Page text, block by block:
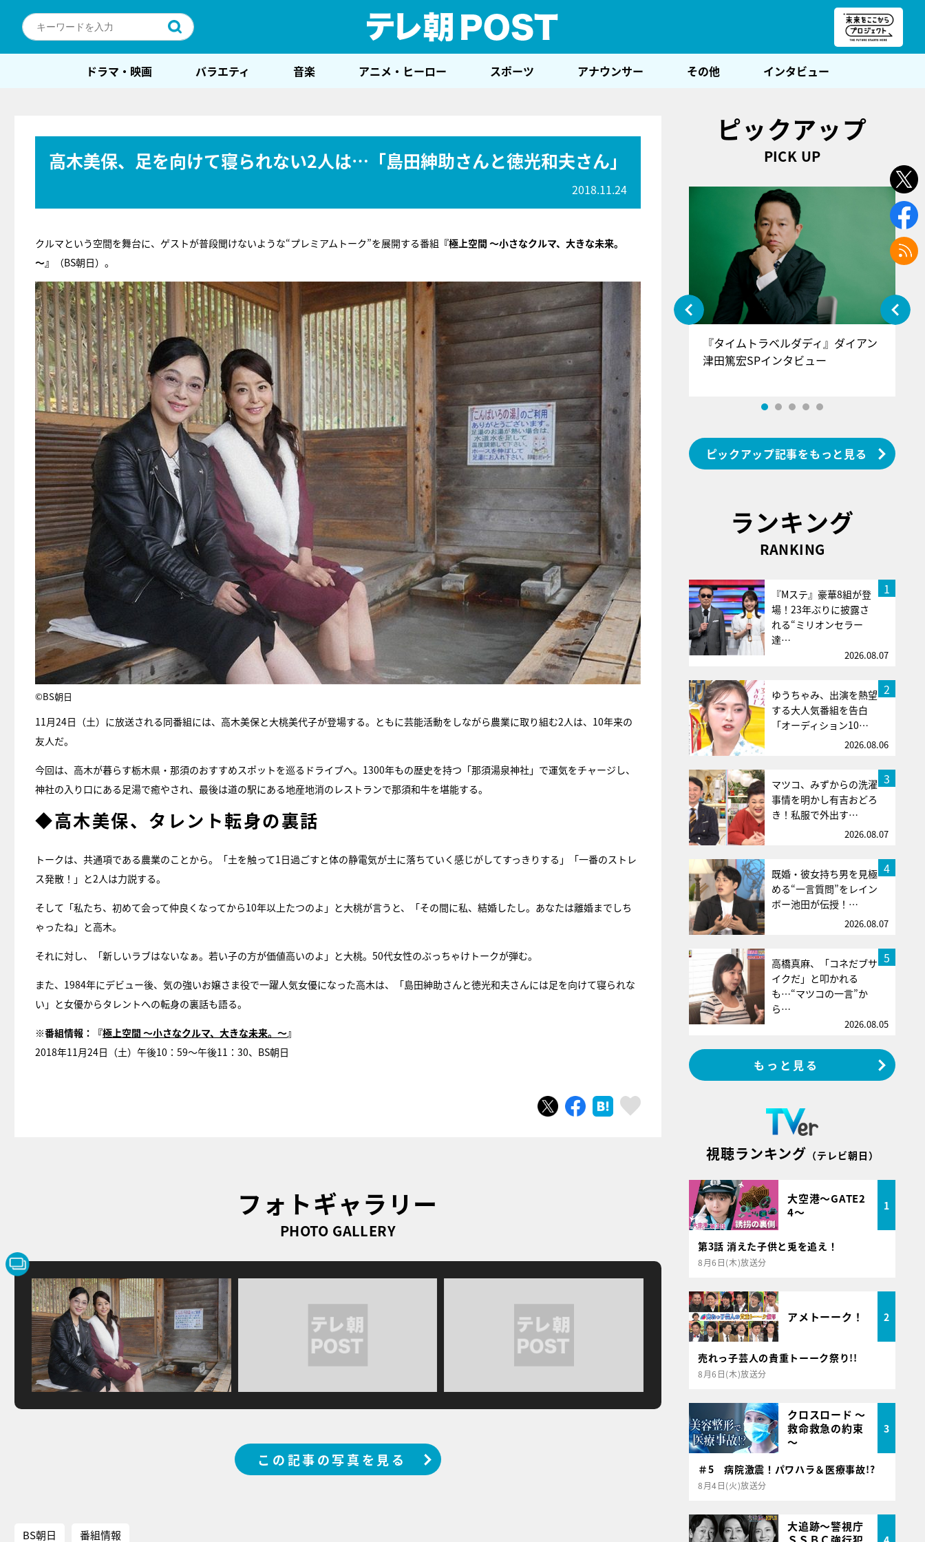
ドラマ・映画 バラエティ 音楽 アニメ・ヒーロー スポーツ アナウンサー その他 インタビュー
高木美保、足を向けて寝られない2人は…「島田紳助さんと徳光和夫さん」
2018.11.24
クルマという空間を舞台に、ゲストが普段聞けないような“プレミアムトーク”を展開する番組 『極上空間 ～小さなクルマ、大きな未来。
～』
（BS朝日）。
©BS朝日
11月24日（土）に放送される同番組には、高木美保と大桃美代子が登場する。ともに芸能活動をしながら農業に取り組む2人は、10年来の
友人だ。
今回は、高木が暮らす栃木県・那須のおすすめスポットを巡るドライブへ。1300年もの歴史を持つ「那須湯泉神社」で運気をチャージし、
神社の入り口にある足湯で癒やされ、最後は道の駅にある地産地消のレストランで那須和牛を堪能する。
◆高木美保、タレント転身の裏話
トークは、共通項である農業のことから。「土を触って1日過ごすと体の静電気が土に落ちていく感じがしてすっきりする」「一番のストレ
ス発散！」と2人は力説する。
そして「私たち、初めて会って仲良くなってから10年以上たつのよ」と大桃が言うと、「その間に私、結婚したし。あなたは離婚までしち
ゃったね」と高木。
それに対し、「新しいラブはないなぁ。若い子の方が価値高いのよ」と大桃。50代女性のぶっちゃけトークが弾む。
また、1984年にデビュー後、気の強いお嬢さま役で一躍人気女優になった高木は、「島田紳助さんと徳光和夫さんには足を向けて寝られな
い」と女優からタレントへの転身の裏話も語る。
※番組情報：『極上空間 ～小さなクルマ、大きな未来。～』
2018年11月24日（土）午後10：59～午後11：30、BS朝日
ツイートシェア はてブ
フォトギャラリー
PHOTO GALLERY
この記事の写真を見る
BS朝日 番組情報
ピックアップ
PICK UP
『アイ＝ラブ！げーみんぐ』＝LOV
E齋藤樹愛羅＆佐々木舞香SPインタ
ビュー
『タイムトラベルダディ』ダイアン
津田篤宏SPインタビュー
ピックアップ記事をもっと見る
ランキング
RANKING
1
『Mステ』豪華8組が登
場！23年ぶりに披露さ
れる“ミリオンセラー
達…
2026.08.07
2
ゆうちゃみ、出演を熱望
する大人気番組を告白
「オーディション10…
2026.08.06
3
マツコ、みずからの洗濯
事情を明かし有吉おどろ
き！私服で外出す…
2026.08.07
4
既婚・彼女持ち男を見極
める“一言質問”をレイン
ボー池田が伝授！…
2026.08.07
5
高橋真麻、「コネだブサ
イクだ」と叩かれる
も…“マツコの一言”か
ら…
2026.08.05
もっと見る
視聴ランキング （テレビ朝日）
大空港～GATE2
4～
1
第3話 消えた子供と兎を追え！
8月6日(木)放送分
アメトーーク！ 2
売れっ子芸人の貴重トーーク祭り!!
8月6日(木)放送分
クロスロード ～
救命救急の約束
～
3
＃5 病院激震！パワハラ＆医療事故!?
8月4日(火)放送分
大追跡～警視庁